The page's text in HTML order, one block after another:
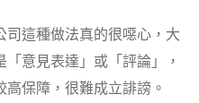
這種做法真的很噁心，大
意見表達」或「評論」，
保障，很難成立誹謗。